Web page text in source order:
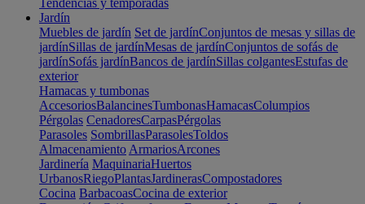
Tendencias y temporadas
Jardín
Muebles de jardín Set de jardínConjuntos de mesas y sillas de
jardínSillas de jardínMesas de jardínConjuntos de sofás de
jardínSofás jardínBancos de jardínSillas colgantesEstufas de
exterior
Hamacas y tumbonas
AccesoriosBalancinesTumbonasHamacasColumpios
Pérgolas CenadoresCarpasPérgolas
Parasoles SombrillasParasolesToldos
Almacenamiento ArmariosArcones
Jardinería MaquinariaHuertos
UrbanosRiegoPlantasJardinerasCompostadores
Cocina BarbacoasCocina de exterior